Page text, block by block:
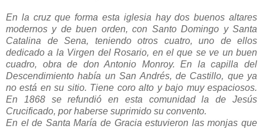
En la cruz que forma esta iglesia hay dos buenos altares
modernos y de buen orden, con Santo Domingo y Santa
Catalina de Sena, teniendo otros cuatro, uno de ellos
dedicado a la Virgen del Rosario, en el que se ve un buen
cuadro, obra de don Antonio Monroy. En la capilla del
Descendimiento había un San Andrés, de Castillo, que ya
no está en su sitio. Tiene coro alto y bajo muy espaciosos.
En 1868 se refundió en esta comunidad la de Jesús
Crucificado, por haberse suprimido su convento.
En el de Santa María de Gracia estuvieron las monjas que